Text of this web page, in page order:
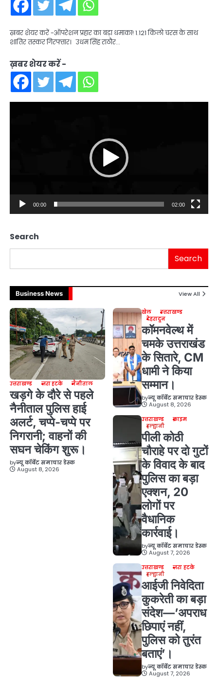
ख़बर शेयर करें -ऑपरेशन प्रहार का बड़ा धमाका! 1.121 किलो चरस के साथ
शातिर तस्कर गिरफ्तार। उधम सिंह राठौर…
ख़बर शेयर करें -
00:00 02:00
Search
Search
Business News View All
उत्तराखण्ड ज़रा हटके नैनीताल
खड़गे के दौरे से पहले
नैनीताल पुलिस हाई
अलर्ट, चप्पे-चप्पे पर
निगरानी; वाहनों की
सघन चेकिंग शुरू।
byन्यू कॉर्बेट समाचार डेस्क
August 8, 2026
खेल
उत्तराखण्ड
देहरादून
कॉमनवेल्थ में
चमके उत्तराखंड
के सितारे, CM
धामी ने किया
सम्मान।
byन्यू कॉर्बेट समाचार डेस्क
August 8, 2026
उत्तराखण्ड
क्राइम
हल्द्वानी
पीली कोठी
चौराहे पर दो गुटों
के विवाद के बाद
पुलिस का बड़ा
एक्शन, 20
लोगों पर
वैधानिक
कार्रवाई।
byन्यू कॉर्बेट समाचार डेस्क
August 7, 2026
उत्तराखण्ड
ज़रा हटके
हल्द्वानी
आईजी निवेदिता
कुकरेती का बड़ा
संदेश—’अपराध
छिपाएं नहीं,
पुलिस को तुरंत
बताएं’।
byन्यू कॉर्बेट समाचार डेस्क
August 7, 2026